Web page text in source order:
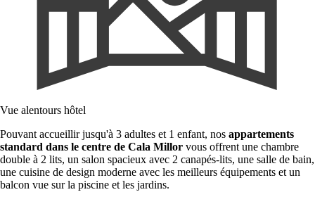
Vue alentours hôtel
Pouvant accueillir jusqu'à 3 adultes et 1 enfant, nos appartements
standard dans le centre de Cala Millor vous offrent une chambre
double à 2 lits, un salon spacieux avec 2 canapés-lits, une salle de bain,
une cuisine de design moderne avec les meilleurs équipements et un
balcon vue sur la piscine et les jardins.